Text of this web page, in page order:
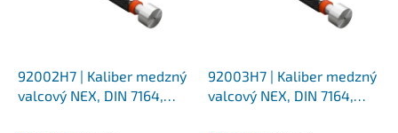
92002H7 | Kaliber medzný
valcový NEX, DIN 7164,
92003H7 | Kaliber medzný
valcový NEX, DIN 7164,